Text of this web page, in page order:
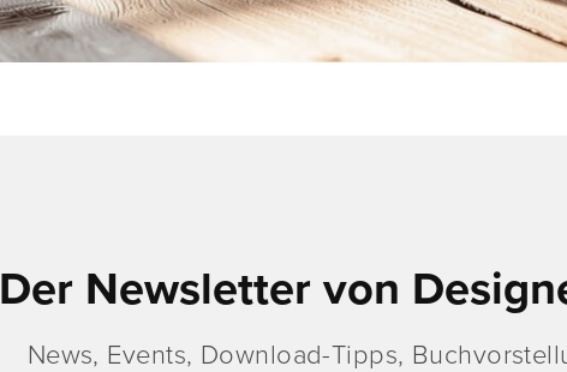
Der Newsletter von
News, Events, Download-Tipps,